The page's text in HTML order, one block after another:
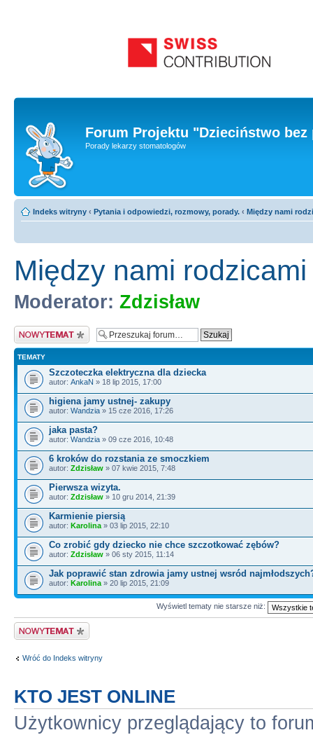
Forum Projektu "Dzieciństwo
Porady lekarzy stomatologów
Indeks witryny ‹ Pytania i odpowiedzi, rozmowy, porady. ‹ Między nami
Między nami rodzicami
Moderator: Zdzisław
Nowy temat
TEMATY
Szczoteczka elektryczna dla dziecka
autor: AnkaN » 18 lip 2015, 17:00
higiena jamy ustnej- zakupy
autor: Wandzia » 15 cze 2016, 17:26
jaka pasta?
autor: Wandzia » 09 cze 2016, 10:48
6 kroków do rozstania ze smoczkiem
autor: Zdzisław » 07 kwie 2015, 7:48
Pierwsza wizyta.
autor: Zdzisław » 10 gru 2014, 21:39
Karmienie piersią
autor: Karolina » 03 lip 2015, 22:10
Co zrobić gdy dziecko nie chce szczotkować zębów?
autor: Zdzisław » 06 sty 2015, 11:14
Jak poprawić stan zdrowia jamy ustnej wsród
autor: Karolina » 20 lip 2015, 21:09
Wyświetl tematy nie starsze niż:
Nowy temat
Wróć do Indeks witryny
KTO JEST ONLINE
Użytkownicy przeglądający to